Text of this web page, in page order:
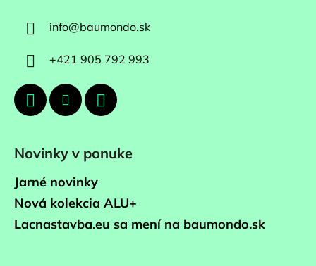
info@baumondo.sk
+421 905 792 993
Novinky v ponuke
Jarné novinky
Nová kolekcia ALU+
Lacnastavba.eu sa mení na baumondo.sk